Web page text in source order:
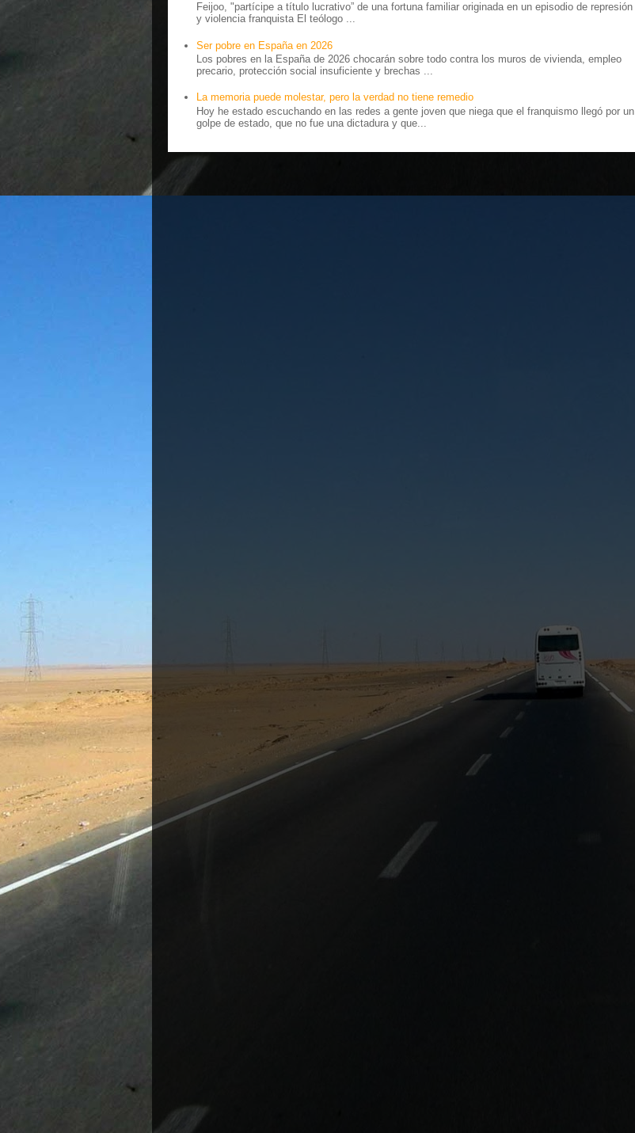
Feijoo, "partícipe a título lucrativo” de una fortuna familiar originada en un episodio de represión
y violencia franquista El teólogo ...
Ser pobre en España en 2026
Los pobres en la España de 2026 chocarán sobre todo contra los muros de vivienda, empleo
precario, protección social insuficiente y brechas ...
La memoria puede molestar, pero la verdad no tiene remedio
Hoy he estado escuchando en las redes a gente joven que niega que el franquismo llegó por un
golpe de estado, que no fue una dictadura y que...